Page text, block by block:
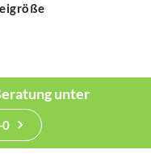
unter
0